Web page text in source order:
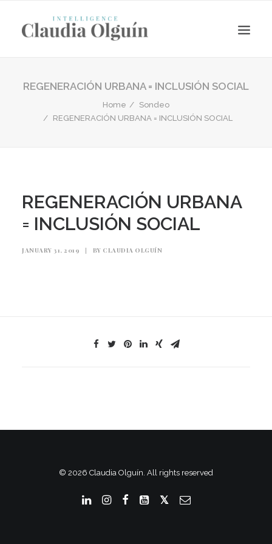
Search
REGENERACIÓN URBANA = INCLUSIÓN SOCIAL
Home
Sondeo
REGENERACIÓN URBANA = INCLUSIÓN SOCIAL
REGENERACIÓN URBANA
= INCLUSIÓN SOCIAL
JANUARY 31, 2019 | BY CLAUDIA OLGUÍN
© 2026 Claudia Olguín. All rights reserved